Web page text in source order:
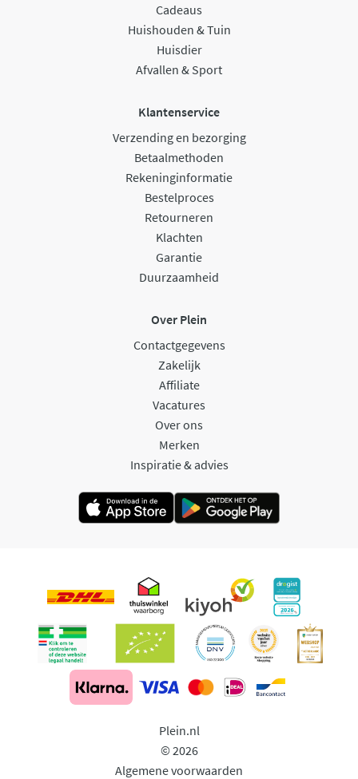
Cadeaus
Huishouden & Tuin
Huisdier
Afvallen & Sport
Klantenservice
Verzending en bezorging
Betaalmethoden
Rekeninginformatie
Bestelproces
Retourneren
Klachten
Garantie
Duurzaamheid
Over Plein
Contactgegevens
Zakelijk
Affiliate
Vacatures
Over ons
Merken
Inspiratie & advies
Plein.nl
© 2026
Algemene voorwaarden